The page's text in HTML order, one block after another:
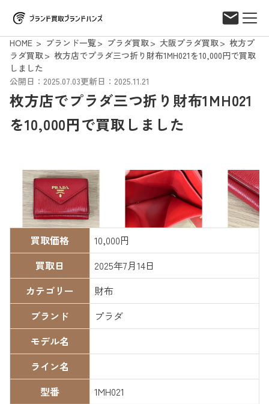
HOME ブランド一覧 プラダ買取 大阪プラダ買取
枚方プ
ラダ買取
枚方店でプラダ三つ折り財布1MH021を10,000円で買取
しました
公開日：2025.07.03更新日：2025.11.21
枚方店でプラダ三つ折り財布1MH021
を10,000円で買取しました
買取価格
10,000円
買取日
2025年7月14日
カテゴリー
財布
ブランド
プラダ
モデル名
ライン名
型番
1MH021